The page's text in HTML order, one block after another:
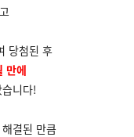
당첨된 후
만에
니다!
결된 만큼